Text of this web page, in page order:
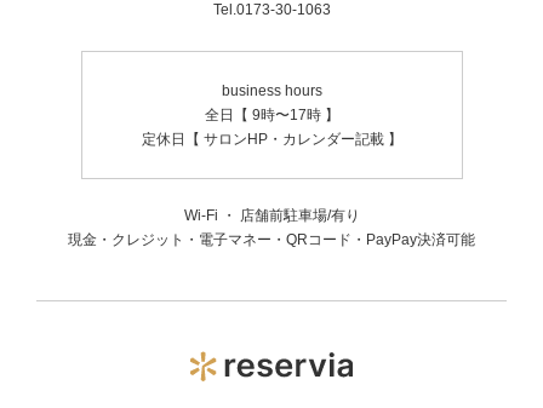
Tel.0173-30-1063
business hours
全日【 9時〜17時 】
定休日【 サロンHP・カレンダー記載 】
Wi-Fi ・ 店舗前駐車場/有り
現金・クレジット・電子マネー・QRコード・PayPay決済可能